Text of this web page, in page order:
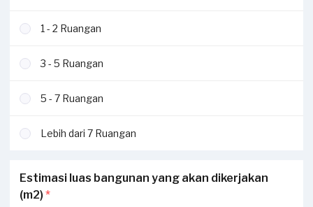
1 - 2 Ruangan
3 - 5 Ruangan
5 - 7 Ruangan
Lebih dari 7 Ruangan
Estimasi luas bangunan yang akan dikerjakan
(m2) *